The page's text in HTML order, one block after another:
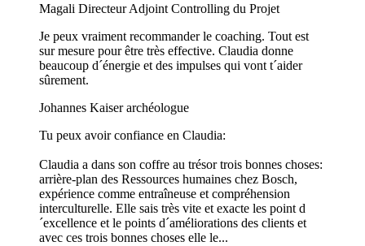
Magali Directeur Adjoint Controlling du Projet
Je peux vraiment recommander le coaching. Tout est
sur mesure pour être très effective. Claudia donne
beaucoup d´énergie et des impulses qui vont t´aider
sûrement.
Johannes Kaiserarchéologue
Tu peux avoir confiance en Claudia:
Claudia a dans son coffre au trésor trois bonnes choses:
arrière-plan des Ressources humaines chez Bosch,
expérience comme entraîneuse et compréhension
interculturelle. Elle sais très vite et exacte les point d
´excellence et le points d´améliorations des clients et
avec ces trois bonnes choses elle le...